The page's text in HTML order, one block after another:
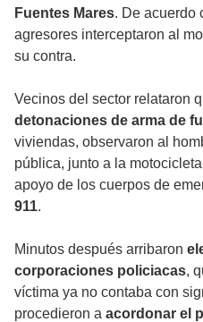
Fuentes Mares. De acuerdo
agresores interceptaron al
su contra.
Vecinos del sector relataron
detonaciones de arma de
viviendas, observaron al
pública, junto a la
apoyo de los cuerpos de
911.
Minutos después arribaron
corporaciones policiacas,
víctima ya no contaba con
procedieron a acordonar el